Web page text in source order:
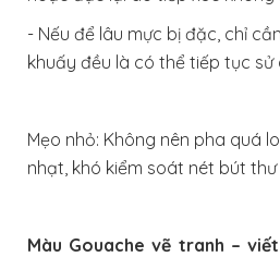
- Nếu để lâu mực bị đặc, chỉ
khuấy đều là có thể tiếp tục sử
Mẹo nhỏ: Không nên pha quá
nhạt, khó kiểm soát nét bút
Màu Gouache vẽ tranh –